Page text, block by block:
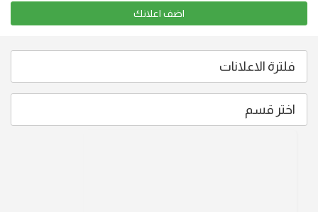
اضف اعلانك
فلترة الاعلانات
اختر قسم